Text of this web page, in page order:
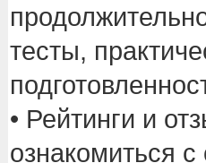
тесты,
• Рейтинги и
ознакомиться